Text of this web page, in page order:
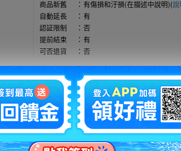
商品新舊
： 有傷損和汙損(在描述中說明)(說
自動延長
： 有
認証限制
： 否
提前結束
： 有
可否退貨
： 否
出價競標